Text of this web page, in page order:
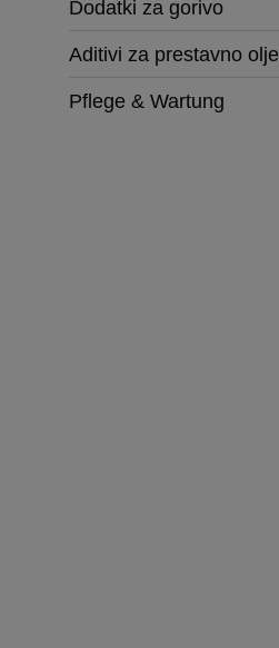
Dodatki za gorivo
Aditivi za prestavno olje
Pflege & Wartung